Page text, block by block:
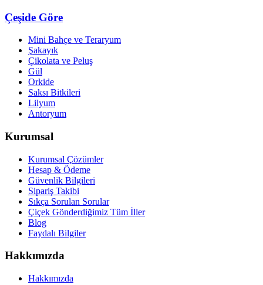
Çeşide Göre
Mini Bahçe ve Teraryum
Şakayık
Çikolata ve Peluş
Gül
Orkide
Saksı Bitkileri
Lilyum
Antoryum
Kurumsal
Kurumsal Çözümler
Hesap & Ödeme
Güvenlik Bilgileri
Sipariş Takibi
Sıkça Sorulan Sorular
Çiçek Gönderdiğimiz Tüm İller
Blog
Faydalı Bilgiler
Hakkımızda
Hakkımızda